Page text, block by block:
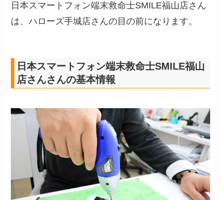
日本スマートフォン端末救命士SMILE福山店さん
は、ハローズ手城店さんの目の前になります。
日本スマートフォン端末救命士SMILE福山
店さんさんの基本情報